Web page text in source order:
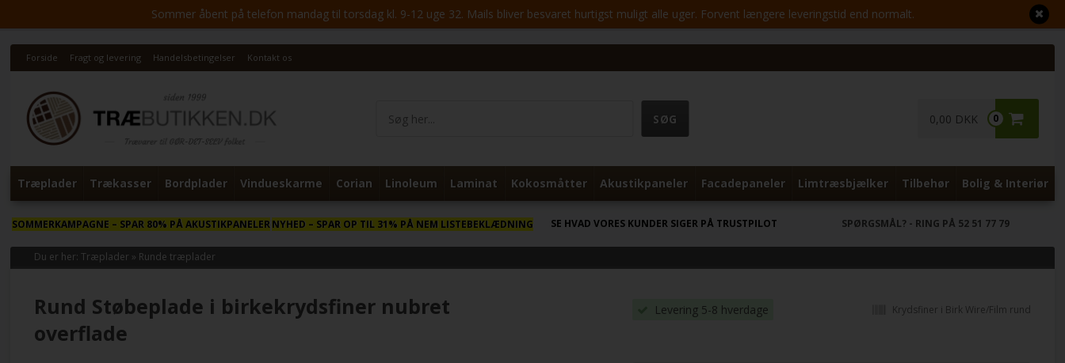
Sommer åbent på telefon mandag til torsdag kl. 9-12 uge 32. Mails bliver besvaret hurtigst muligt alle uger. Forvent længere leveringstid end normalt.
Forside Fragt og levering Handelsbetingelser Kontakt os
0
0,00 DKK
Træplader Trækasser Bordplader Vindueskarme Corian Linoleum Laminat Kokosmåtter Akustikpaneler Facadepaneler Limtræsbjælker Tilbehør Bolig & Interiør
SOMMERKAMPAGNE – SPAR 80% PÅ AKUSTIKPANELERNYHED – SPAR OP TIL 31% PÅ NEM LISTEBEKLÆDNING SE HVAD VORES KUNDER SIGER PÅ TRUSTPILOT SPØRGSMÅL? - RING PÅ 52 51 77 79
Du er her:Træplader » Runde træplader
Rund Støbeplade i birkekrydsfiner nubret
overflade
Levering 5-8 hverdage Krydsfiner i Birk Wire/Film rund